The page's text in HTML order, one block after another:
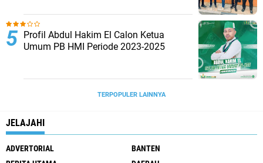
Profil Abdul Hakim El Calon Ketua
Umum PB HMI Periode 2023-2025
TERPOPULER LAINNYA
JELAJAHI
ADVERTORIAL
BANTEN